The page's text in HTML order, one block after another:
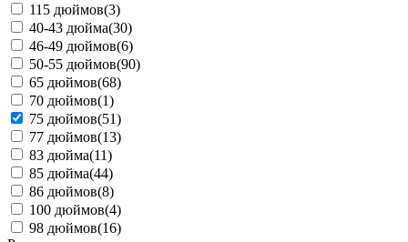
115 дюймов(3)
40-43 дюйма(30)
46-49 дюймов(6)
50-55 дюймов(90)
65 дюймов(68)
70 дюймов(1)
75 дюймов(51)
77 дюймов(13)
83 дюйма(11)
85 дюйма(44)
86 дюймов(8)
100 дюймов(4)
98 дюймов(16)